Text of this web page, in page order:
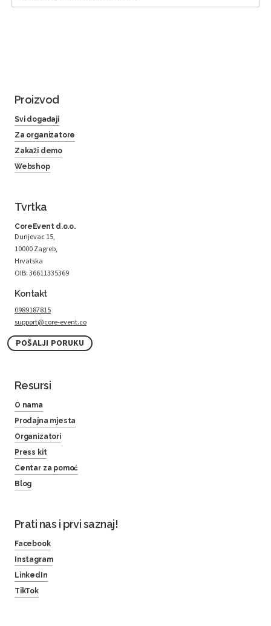
Proizvod
Svi događaji
Za organizatore
Zakaži demo
Webshop
Tvrtka
CoreEvent d.o.o.
Dunjevac 15,
10000 Zagreb,
Hrvatska
OIB: 36611335369
Kontakt
0989187815
support@core-event.co
POŠALJI PORUKU
Resursi
O nama
Prodajna mjesta
Organizatori
Press kit
Centar za pomoć
Blog
Prati nas i prvi saznaj!
Facebook
Instagram
LinkedIn
TikTok